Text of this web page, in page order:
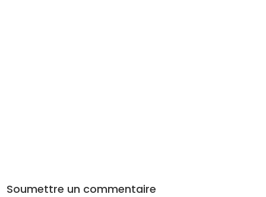
Soumettre un commentaire